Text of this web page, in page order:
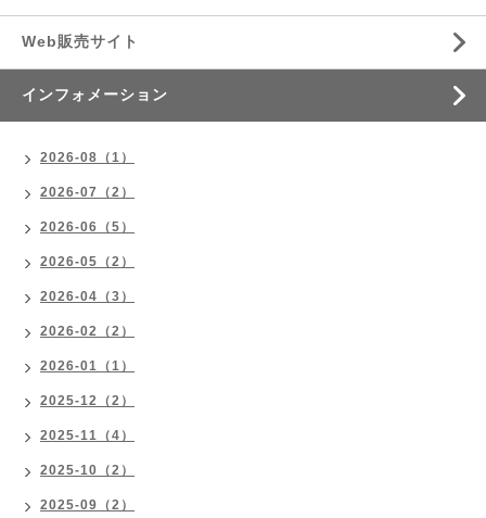
Web販売サイト
インフォメーション
2026-08（1）
2026-07（2）
2026-06（5）
2026-05（2）
2026-04（3）
2026-02（2）
2026-01（1）
2025-12（2）
2025-11（4）
2025-10（2）
2025-09（2）